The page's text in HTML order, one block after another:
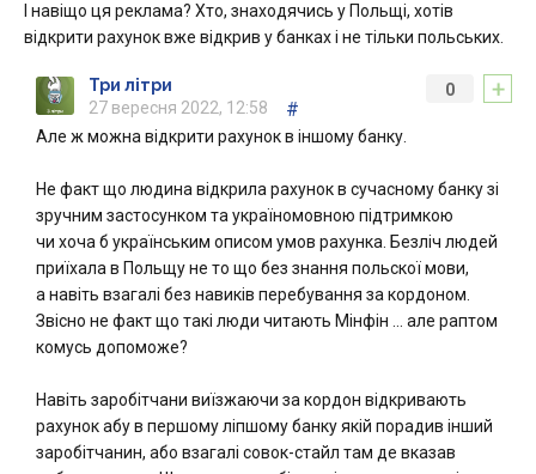
І навіщо ця реклама? Хто, знаходячись у Польщі, хотів
відкрити рахунок вже відкрив у банках і не тільки польських.
+
0
Три літри
27 вересня 2022, 12:58
#
Але ж можна відкрити рахунок в іншому банку.
Не факт що людина відкрила рахунок в сучасному банку зі
зручним застосунком та україномовною підтримкою
чи хоча б українським описом умов рахунка. Безліч людей
приїхала в Польщу не то що без знання польскої мови,
а навіть взагалі без навиків перебування за кордоном.
Звісно не факт що такі люди читають Мінфін … але раптом
комусь допоможе?
Навіть заробітчани виїзжаючи за кордон відкривають
рахунок абу в першому ліпшому банку якій порадив інший
заробітчанин, або взагалі совок-стайл там де вказав